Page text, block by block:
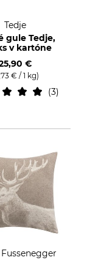
Tedje
gule Tedje,
v kartóne
€
€ / 1 kg)
3